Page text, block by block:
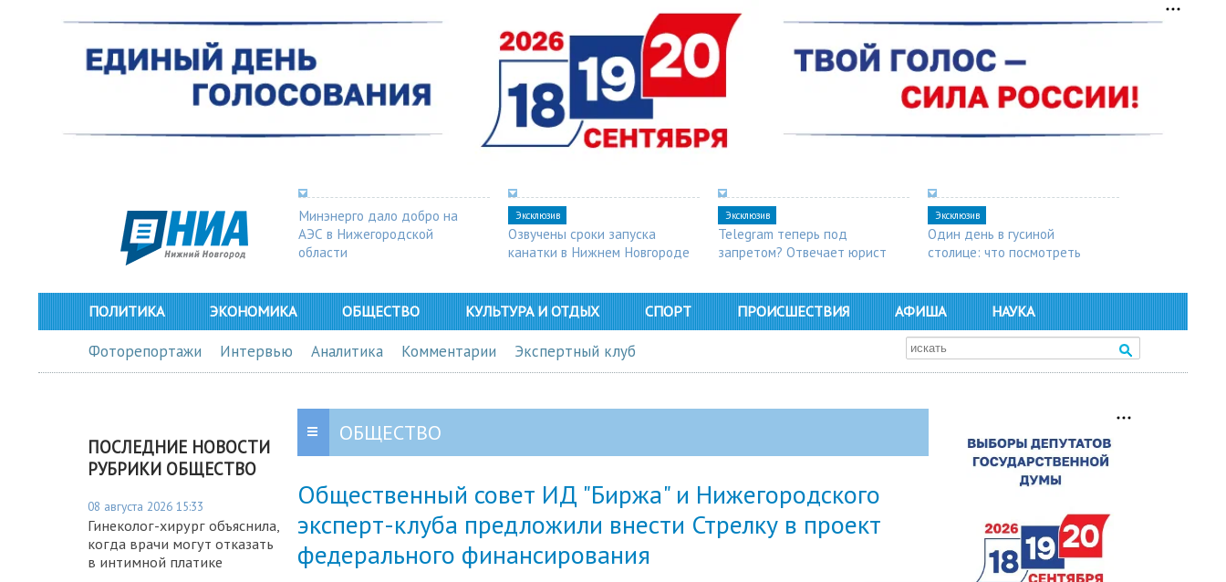
Минэнерго дало добро на
АЭС в Нижегородской
области
Эксклюзив
Озвучены сроки запуска
канатки в Нижнем Новгороде
Эксклюзив
Telegram теперь под
запретом? Отвечает юрист
Эксклюзив
Один день в гусиной
столице: что посмотреть
ПОЛИТИКА ЭКОНОМИКА ОБЩЕСТВО КУЛЬТУРА И ОТДЫХ СПОРТ ПРОИСШЕСТВИЯ АФИША НАУКА
Фоторепортажи Интервью Аналитика Комментарии Экспертный клуб
ПОСЛЕДНИЕ НОВОСТИ
РУБРИКИ ОБЩЕСТВО
08 августа 2026 15:33
Гинеколог-хирург объяснила,
когда врачи могут отказать
в интимной платике
ОБЩЕСТВО
Общественный совет ИД "Биржа" и Нижегородского
эксперт-клуба предложили внести Стрелку в проект
федерального финансирования